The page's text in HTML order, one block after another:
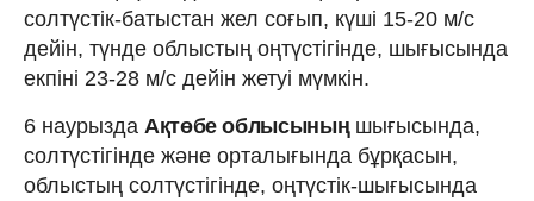
солтүстік-батыстан жел соғып, күші 15-20 м/с
дейін, түнде облыстың оңтүстігінде, шығысында
екпіні 23-28 м/с дейін жетуі мүмкін.
6 наурызда Ақтөбе облысыныңшығысында,
солтүстігінде және орталығында бұрқасын,
облыстың солтүстігінде, оңтүстік-шығысында